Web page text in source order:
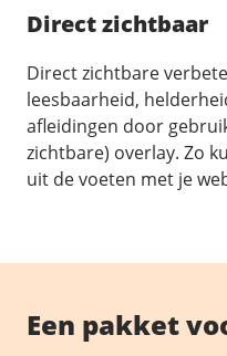
Direct zichtbaar
Direct zichtbare
leesbaarheid,
afleidingen door
zichtbare) overlay. Zo
uit de voeten met je
Een pakket